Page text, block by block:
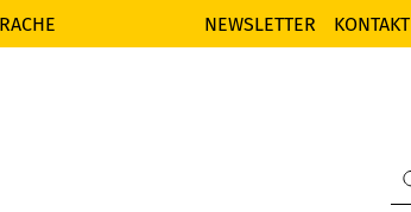
NEWSLETTER KONTAKT